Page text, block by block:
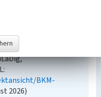
möglicherweise
Bedingungen, die
und Grube
BKM-
2026)